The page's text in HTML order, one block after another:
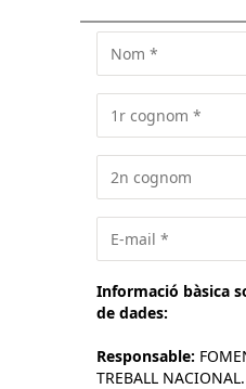
Informació bàsica
de dades:
Responsable:
TREBALL NACIONAL.